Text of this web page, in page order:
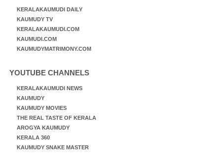
KERALAKAUMUDI DAILY
KAUMUDY TV
KERALAKAUMUDI.COM
KAUMUDI.COM
KAUMUDYMATRIMONY.COM
YOUTUBE CHANNELS
KERALAKAUMUDI NEWS
KAUMUDY
KAUMUDY MOVIES
THE REAL TASTE OF KERALA
AROGYA KAUMUDY
KERALA 360
KAUMUDY SNAKE MASTER